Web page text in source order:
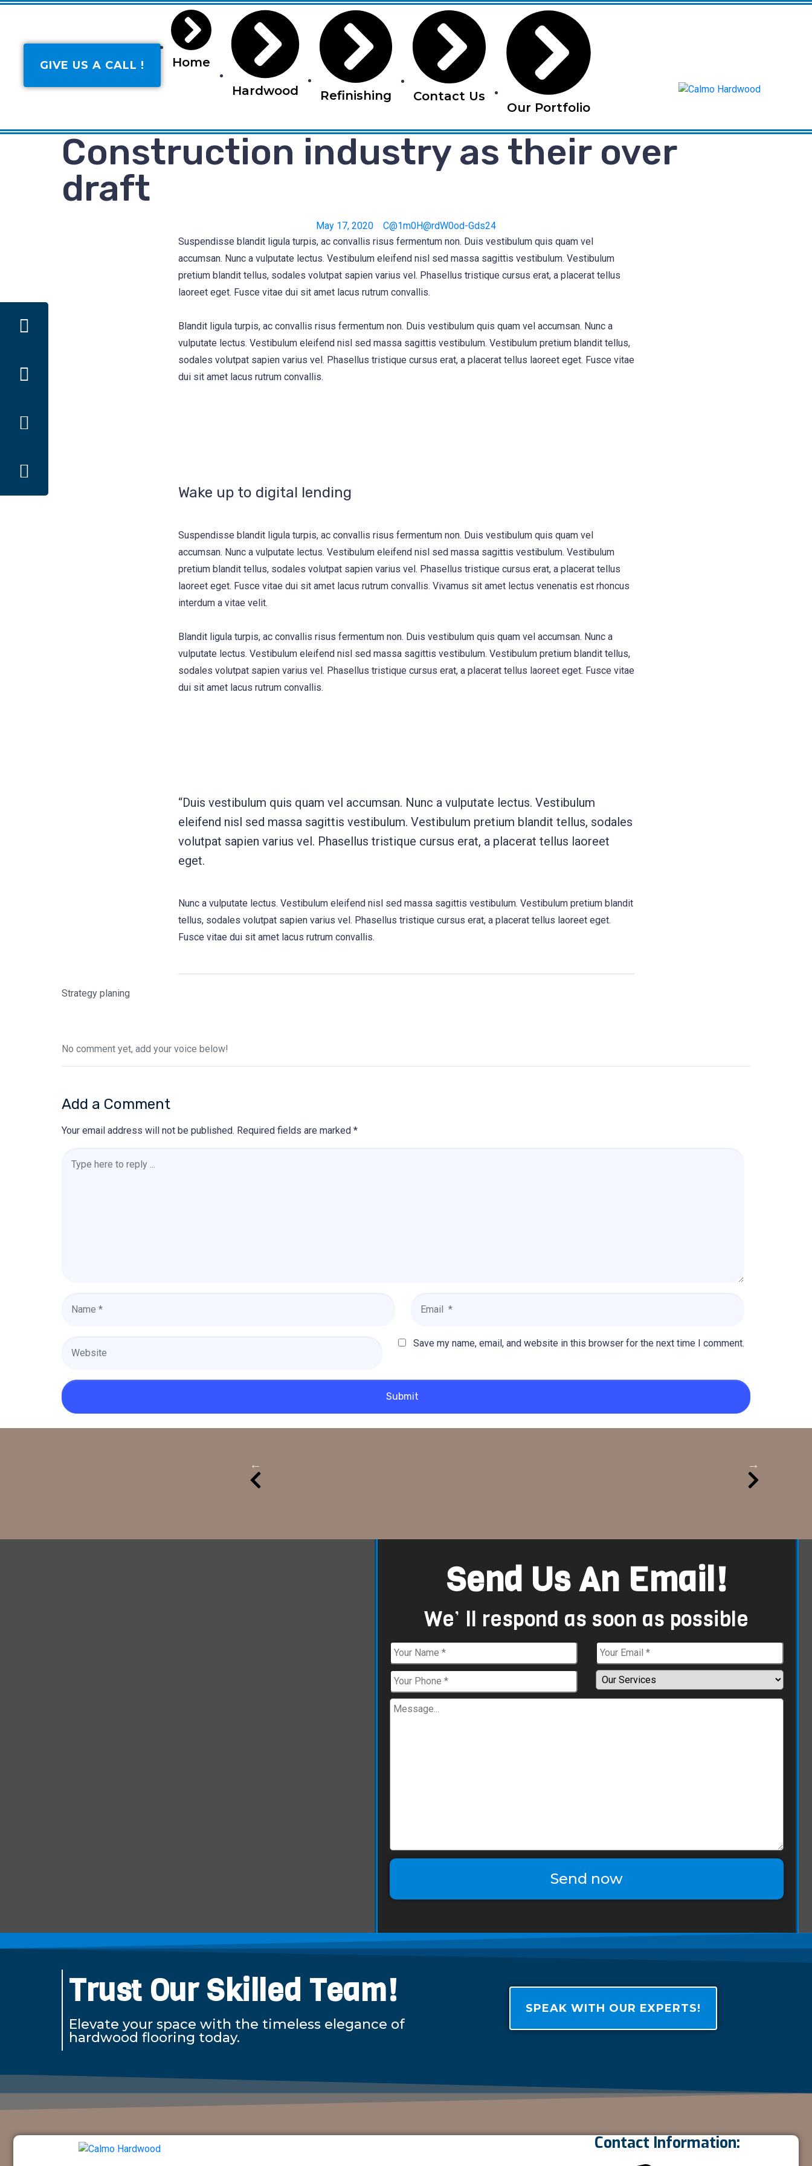
GIVE US A CALL !
Home
Hardwood
Refinishing Contact Us
Our Portfolio
Construction industry as their over
draft
May 17, 2020
C@1m0H@rdW0od-Gds24
Suspendisse blandit ligula turpis, ac convallis risus fermentum non. Duis vestibulum quis quam vel
accumsan. Nunc a vulputate lectus. Vestibulum eleifend nisl sed massa sagittis vestibulum. Vestibulum
pretium blandit tellus, sodales volutpat sapien varius vel. Phasellus tristique cursus erat, a placerat tellus
laoreet eget. Fusce vitae dui sit amet lacus rutrum convallis.
Blandit ligula turpis, ac convallis risus fermentum non. Duis vestibulum quis quam vel accumsan. Nunc a
vulputate lectus. Vestibulum eleifend nisl sed massa sagittis vestibulum. Vestibulum pretium blandit tellus,
sodales volutpat sapien varius vel. Phasellus tristique cursus erat, a placerat tellus laoreet eget. Fusce vitae
dui sit amet lacus rutrum convallis.
Wake up to digital lending
Suspendisse blandit ligula turpis, ac convallis risus fermentum non. Duis vestibulum quis quam vel
accumsan. Nunc a vulputate lectus. Vestibulum eleifend nisl sed massa sagittis vestibulum. Vestibulum
pretium blandit tellus, sodales volutpat sapien varius vel. Phasellus tristique cursus erat, a placerat tellus
laoreet eget. Fusce vitae dui sit amet lacus rutrum convallis. Vivamus sit amet lectus venenatis est rhoncus
interdum a vitae velit.
Blandit ligula turpis, ac convallis risus fermentum non. Duis vestibulum quis quam vel accumsan. Nunc a
vulputate lectus. Vestibulum eleifend nisl sed massa sagittis vestibulum. Vestibulum pretium blandit tellus,
sodales volutpat sapien varius vel. Phasellus tristique cursus erat, a placerat tellus laoreet eget. Fusce vitae
dui sit amet lacus rutrum convallis.
“Duis vestibulum quis quam vel accumsan. Nunc a vulputate lectus. Vestibulum
eleifend nisl sed massa sagittis vestibulum. Vestibulum pretium blandit tellus, sodales
volutpat sapien varius vel. Phasellus tristique cursus erat, a placerat tellus laoreet
eget.
Nunc a vulputate lectus. Vestibulum eleifend nisl sed massa sagittis vestibulum. Vestibulum pretium blandit
tellus, sodales volutpat sapien varius vel. Phasellus tristique cursus erat, a placerat tellus laoreet eget.
Fusce vitae dui sit amet lacus rutrum convallis.
Strategy planing
No comment yet, add your voice below!
Add a Comment
Your email address will not be published. Required fields are marked *
Save my name, email, and website in this browser for the next time I comment.
Submit
Send Us An Email!
We’ ll respond as soon as possible
Send now
Trust Our Skilled Team!
Elevate your space with the timeless elegance of
hardwood flooring today.
SPEAK WITH OUR EXPERTS!
Contact Information: